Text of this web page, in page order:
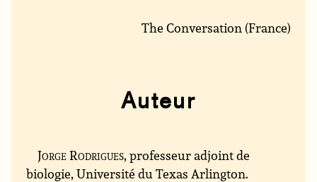
The Conversation (France)
Auteur
Jorge Rodrigues, professeur adjoint de
biologie, Université du Texas Arlington.